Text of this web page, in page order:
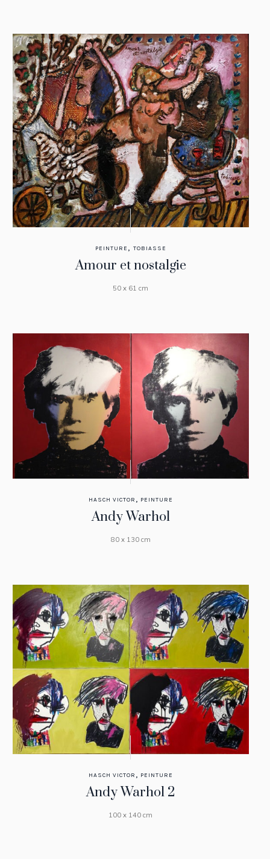
PEINTURE , TOBIASSE
Amour et nostalgie
50 x 61 cm
HASCH VICTOR , PEINTURE
Andy Warhol
80 x 130 cm
HASCH VICTOR , PEINTURE
Andy Warhol 2
100 x 140 cm